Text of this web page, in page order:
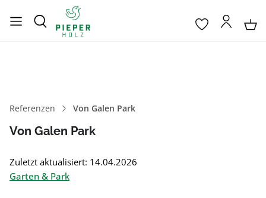
Referenzen Von Galen Park
Von Galen Park
Zuletzt aktualisiert: 14.04.2026
Garten & Park